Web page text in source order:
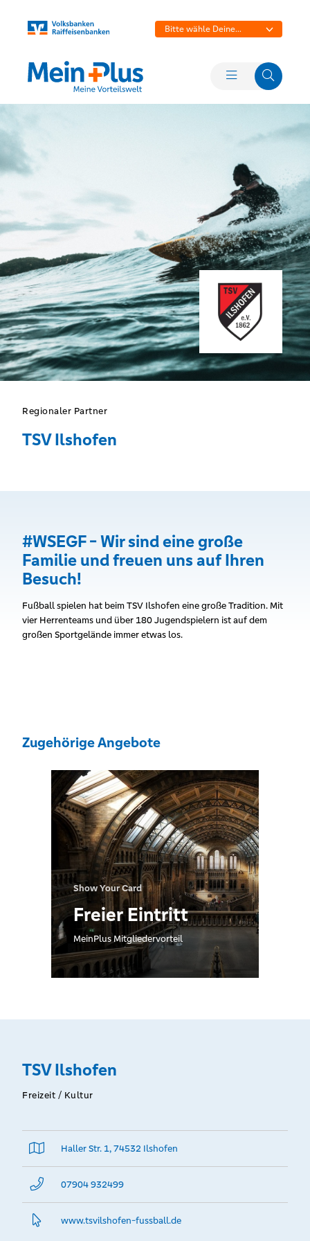
Bitte wähle Deine
Regionaler Partner
TSV Ilshofen
#WSEGF - Wir sind eine große
Familie und freuen uns auf Ihren
Besuch!
Fußball spielen hat beim TSV Ilshofen eine große Tradition. Mit
vier Herrenteams und über 180 Jugendspielern ist auf dem
großen Sportgelände immer etwas los.
Zugehörige Angebote
Show Your Card
Freier Eintritt
MeinPlus Mitgliedervorteil
TSV Ilshofen
Freizeit / Kultur
Haller Str. 1, 74532 Ilshofen
07904 932499
www.­tsvilshofen-fussball.­de